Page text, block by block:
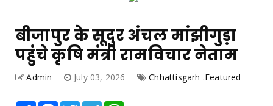
बीजापुर के सूदुर अंचल मांझीगुड़ा
पहुंचे कृषि मंत्री रामविचार नेताम
Admin July 03, 2026 Chhattisgarh .Featured